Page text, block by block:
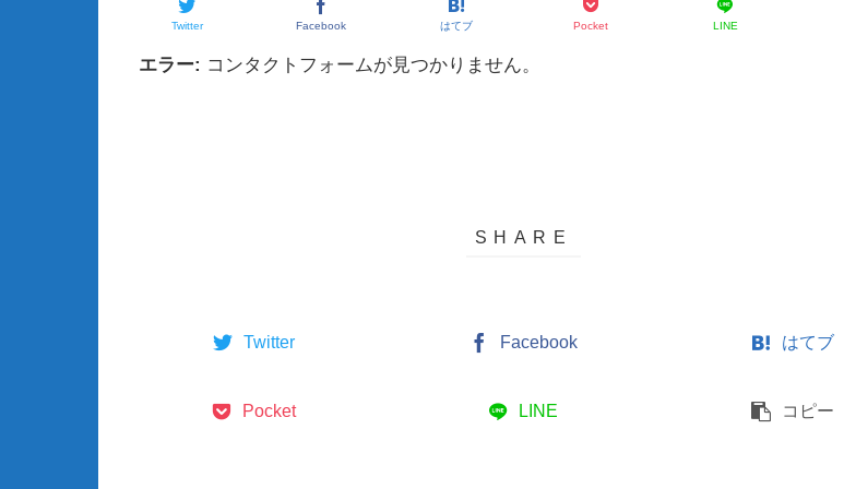
Twitter Facebook はてブ Pocket LINE
エラー: コンタクトフォームが見つかりません。
Twitter Facebook はてブ
Pocket LINE コピー